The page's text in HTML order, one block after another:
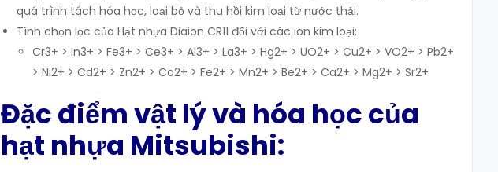
quá trình tách hóa học, loại bỏ và thu hồi kim loại từ nước thải.
Tính chọn lọc của Hạt nhựa Diaion CR11 đối với các ion kim loại:
Cr3+ > In3+ > Fe3+ > Ce3+ > Al3+ > La3+ > Hg2+ > UO2+ > Cu2+ > VO2+ > Pb2+
> Ni2+ > Cd2+ > Zn2+ > Co2+ > Fe2+ > Mn2+ > Be2+ > Ca2+ > Mg2+ > Sr2+
Đặc điểm vật lý và hóa học của
hạt nhựa Mitsubishi: